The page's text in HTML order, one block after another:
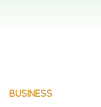
BUSINESS